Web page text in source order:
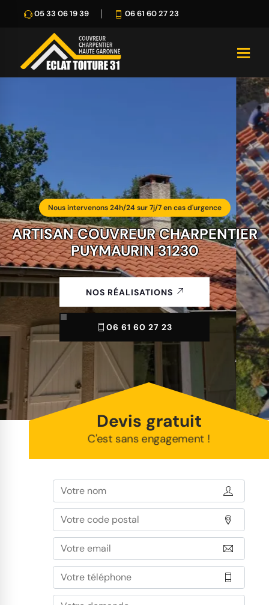
05 33 06 19 39 06 61 60 27 23
Nous intervenons 24h/24 sur 7j/7 en cas d'urgence
ARTISAN COUVREUR CHARPENTIER
PUYMAURIN 31230
NOS RÉALISATIONS
06 61 60 27 23
Devis gratuit
C'est sans engagement !